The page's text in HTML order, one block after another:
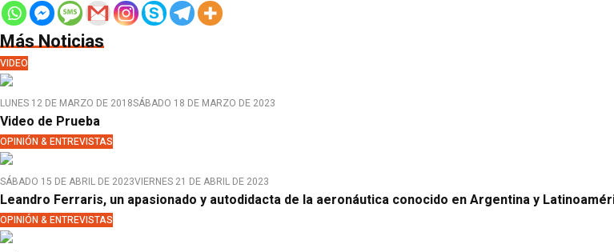
Más Noticias
VIDEO
LUNES 12 DE MARZO DE 2018SÁBADO 18 DE MARZO DE 2023
Video de Prueba
OPINIÓN & ENTREVISTAS
SÁBADO 15 DE ABRIL DE 2023VIERNES 21 DE ABRIL DE 2023
Leandro Ferraris, un apasionado y autodidacta de la aeronáutica conocido en Argentina y
OPINIÓN & ENTREVISTAS